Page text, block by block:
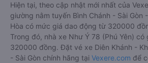
Hiện tại, theo cập nhật mới nhất của
giường nằm tuyến Bình Chánh - Sài Gòn
Hòa có mức giá dao động từ 320000
Trong đó, nhà xe Như Ý 78 (Phú Yên)
320000 đồng. Đặt vé xe Diên Khánh -
- Sài Gòn chính hãng tại Vexere.com để